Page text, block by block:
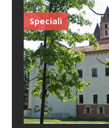
Speciali